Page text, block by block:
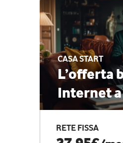
CASA START
L’offerta
Internet a
RETE FISSA